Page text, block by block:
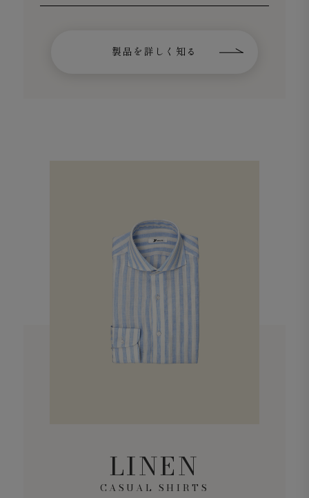
製品を詳しく知る
LINEN
CASUAL SHIRTS